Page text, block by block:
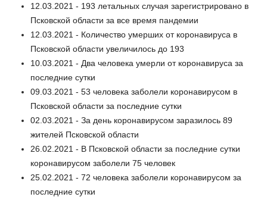
12.03.2021 - 193 летальных случая зарегистрировано в
Псковской области за все время пандемии
12.03.2021 - Количество умерших от коронавируса в
Псковской области увеличилось до 193
10.03.2021 - Два человека умерли от коронавируса за
последние сутки
09.03.2021 - 53 человека заболели коронавирусом в
Псковской области за последние сутки
02.03.2021 - За день коронавирусом заразилось 89
жителей Псковской области
26.02.2021 - В Псковской области за последние сутки
коронавирусом заболели 75 человек
25.02.2021 - 72 человека заболели коронавирусом за
последние сутки